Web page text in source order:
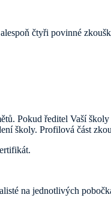
čtyři povinné
Pokud ředitel Vaší
školy. Profilová část
na jednotlivých